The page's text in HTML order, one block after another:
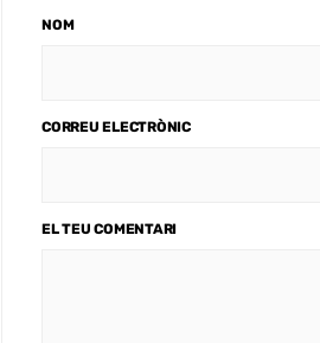
NOM
CORREU ELECTRÒNIC
EL TEU COMENTARI